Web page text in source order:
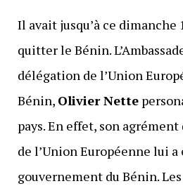
Il avait jusqu’à ce dimanche
quitter le Bénin.
délégation de l’Union
Bénin, Olivier Nette
pays. En effet, son agrément
de l’Union Européenne lui
gouvernement du Bénin.